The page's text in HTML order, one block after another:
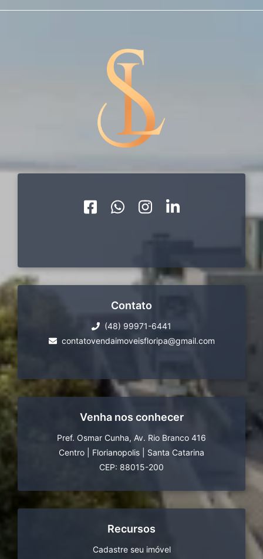
Contato
(48) 99971-6441
contatovendaimoveisfloripa@gmail.com
Venha nos conhecer
Pref. Osmar Cunha, Av. Rio Branco 416
Centro
Florianopolis
Santa Catarina
CEP: 88015-200
Recursos
Cadastre seu imóvel